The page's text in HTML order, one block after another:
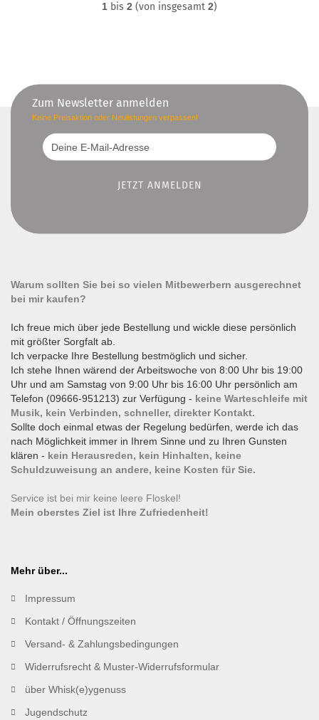
1 bis 2 (von insgesamt 2)
Zum Newsletter anmelden
Keine Preisaktion oder Neulistungen verpassen!
Warum sollten Sie bei so vielen Mitbewerbern ausgerechnet
bei mir kaufen?
Ich freue mich über jede Bestellung und wickle diese persönlich
mit größter Sorgfalt ab.
Ich verpacke Ihre Bestellung bestmöglich und sicher.
Ich stehe Ihnen wärend der Arbeitswoche von 8:00 Uhr bis 19:00
Uhr und am Samstag von 9:00 Uhr bis 16:00 Uhr persönlich am
Telefon (09666-951213) zur Verfügung - keine Warteschleife mit
Musik, kein Verbinden, schneller, direkter Kontakt.
Sollte doch einmal etwas der Regelung bedürfen, werde ich das
nach Möglichkeit immer in Ihrem Sinne und zu Ihren Gunsten
klären - kein Herausreden, kein Hinhalten, keine
Schuldzuweisung an andere, keine Kosten für Sie.
Service ist bei mir keine leere Floskel!
Mein oberstes Ziel ist Ihre Zufriedenheit!
Mehr über...
Impressum
Kontakt / Öffnungszeiten
Versand- & Zahlungsbedingungen
Widerrufsrecht & Muster-Widerrufsformular
über Whisk(e)ygenuss
Jugendschutz